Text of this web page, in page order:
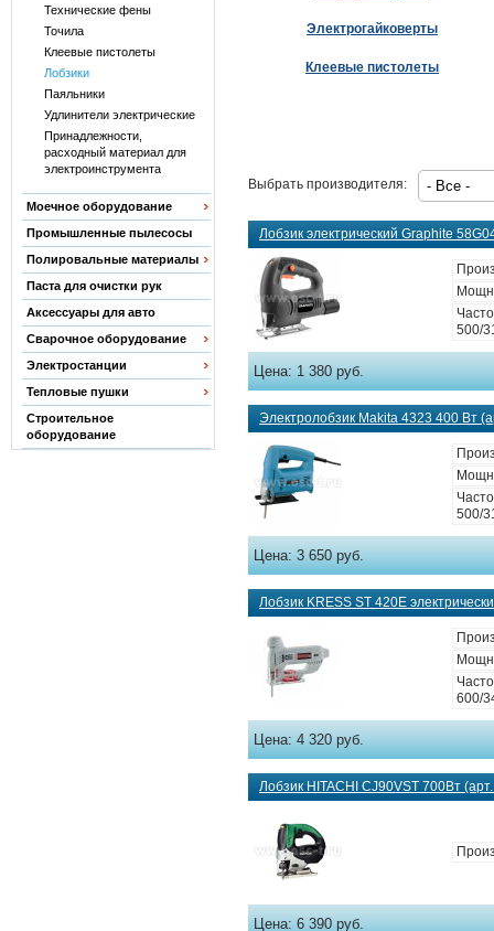
Технические фены
Точила
Клеевые пистолеты
Лобзики
Паяльники
Удлинители электрические
Принадлежности,
расходный материал для
электроинструмента
Моечное оборудование
Промышленные пылесосы
Полировальные материалы
Паста для очистки рук
Аксессуары для авто
Сварочное оборудование
Электростанции
Тепловые пушки
Строительное
оборудование
Электрогайковерты
Клеевые пистолеты
Выбрать производителя:
Лобзик электрический Graphite
500/
Цена:1 380 руб.
Электролобзик Makita 4323 400 Вт
500/
Цена:3 650 руб.
Лобзик KRESS ST 420E
600/
Цена:4 320 руб.
Лобзик HITACHI CJ90VST 700Вт
Цена:6 390 руб.